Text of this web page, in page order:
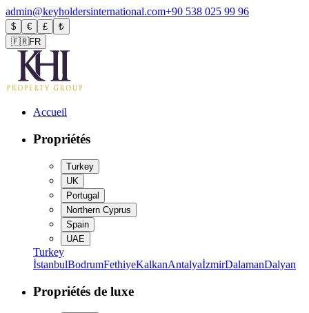
admin@keyholdersinternational.com+90 538 025 99 96
$ € £
₺
🇫🇷FR
Accueil
Propriétés
Turkey
UK
Portugal
Northern Cyprus
Spain
UAE
Turkey
İstanbulBodrumFethiyeKalkanAntalyaİzmirDalamanDalyan
Propriétés de luxe